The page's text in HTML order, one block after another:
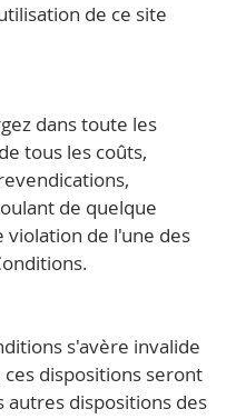
de ce site
dans toute les
tous les coûts,
de quelque
de l'une des
s'avère invalide
dispositions seront
autres dispositions des